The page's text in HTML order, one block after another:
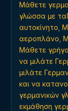
Μάθετε
γλώσσα με
αυτοκίνητο
αεροπλάνο
Μάθετε
να μιλάτε
μιλάτε
και να
γερμανικών
εκμάθηση